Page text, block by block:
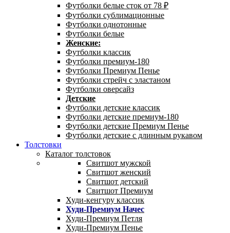
Футболки белые сток от 78 ₽
Футболки сублимационные
Футболки однотонные
Футболки белые
Женские:
Футболки классик
Футболки премиум-180
Футболки Премиум Пенье
Футболки стрейч с эластаном
Футболки оверсайз
Детские
Футболки детские классик
Футболки детские премиум-180
Футболки детские Премиум Пенье
Футболки детские с длинным рукавом
Толстовки
Каталог толстовок
Свитшот мужской
Свитшот женский
Свитшот детский
Свитшот Премиум
Худи-кенгуру классик
Худи-Премиум Начес
Худи-Премиум Петля
Худи-Премиум Пенье